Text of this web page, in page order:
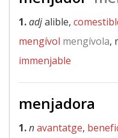
1.adjalible,
mengívol mengívola,
immenjable
menjadora
1.navantatge,